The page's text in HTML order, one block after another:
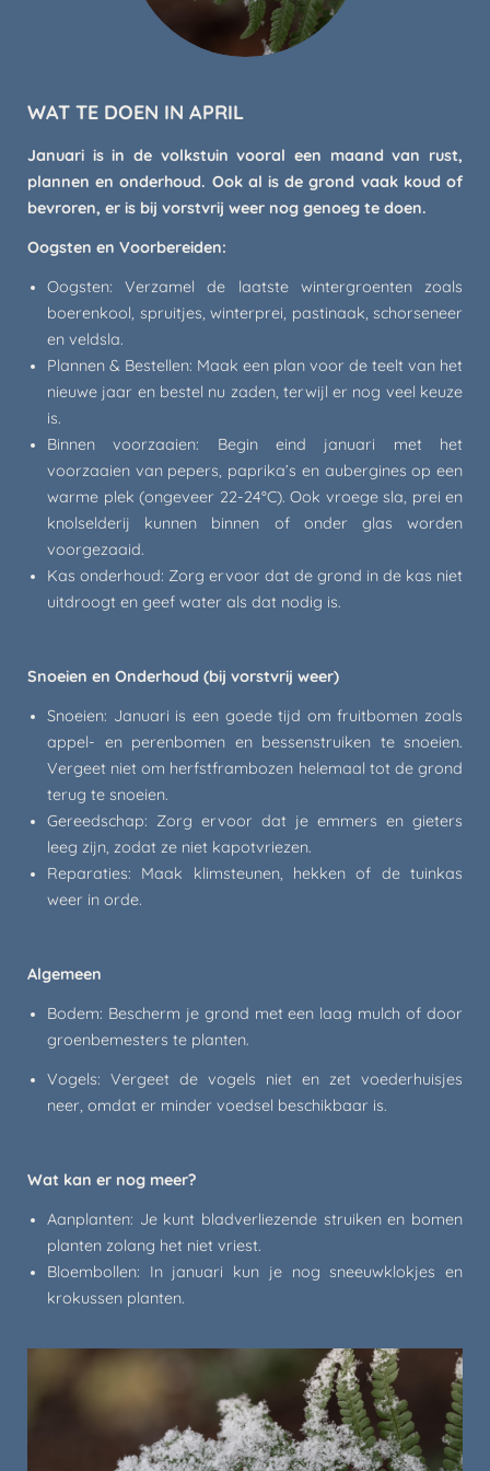
WAT TE DOEN IN APRIL
Januari is in de volkstuin vooral een maand van rust,
plannen en onderhoud. Ook al is de grond vaak koud of
bevroren, er is bij vorstvrij weer nog genoeg te doen.
Oogsten en Voorbereiden:
Oogsten: Verzamel de laatste wintergroenten zoals
boerenkool, spruitjes, winterprei, pastinaak, schorseneer
en veldsla.
Plannen & Bestellen: Maak een plan voor de teelt van het
nieuwe jaar en bestel nu zaden, terwijl er nog veel keuze
is.
Binnen voorzaaien: Begin eind januari met het
voorzaaien van pepers, paprika’s en aubergines op een
warme plek (ongeveer 22-24°C). Ook vroege sla, prei en
knolselderij kunnen binnen of onder glas worden
voorgezaaid.
Kas onderhoud: Zorg ervoor dat de grond in de kas niet
uitdroogt en geef water als dat nodig is.
Snoeien en Onderhoud (bij vorstvrij weer)
Snoeien: Januari is een goede tijd om fruitbomen zoals
appel- en perenbomen en bessenstruiken te snoeien.
Vergeet niet om herfstframbozen helemaal tot de grond
terug te snoeien.
Gereedschap: Zorg ervoor dat je emmers en gieters
leeg zijn, zodat ze niet kapotvriezen.
Reparaties: Maak klimsteunen, hekken of de tuinkas
weer in orde.
Algemeen
Bodem: Bescherm je grond met een laag mulch of door
groenbemesters te planten.
Vogels: Vergeet de vogels niet en zet voederhuisjes
neer, omdat er minder voedsel beschikbaar is.
Wat kan er nog meer?
Aanplanten: Je kunt bladverliezende struiken en bomen
planten zolang het niet vriest.
Bloembollen: In januari kun je nog sneeuwklokjes en
krokussen planten.